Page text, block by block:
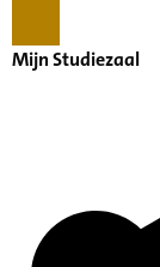
Mijn Studiezaal